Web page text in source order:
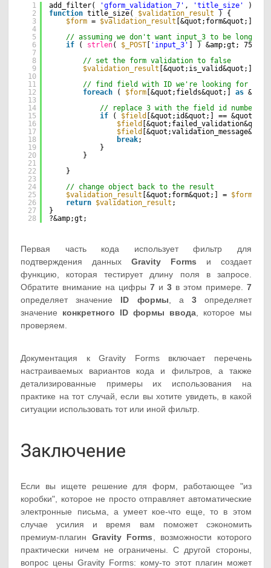
1
2
3
4
5
6
7
8
9
10
11
12
13
14
15
16
17
18
19
20
21
22
23
24
25
26
27
28
add_filter( 'gform_validation_7' , 'title_size'
);
function title_size( $validation_result
) {
$form = $validation_result [&quot;form&quot;];
// assuming we don't want input_3 to be longer
if
( strlen( $_POST [ 'input_3' ] ) &amp;gt; 75 ) {
// set the form validation to false
$validation_result [&quot;is_valid&quot;] =
// find field with ID we're looking for and
foreach
( $form [&quot;fields&quot;] as
// replace 3 with the field id number
if
( $field [&quot;id&quot;] ==
$field
$field
break;
}
}
}
// change object back to the result
$validation_result [&quot;form&quot;] = $form
return $validation_result ;
}
?&amp;gt;
Первая часть кода использует фильтр для
подтверждения данныхGravity Forms и создает
функцию, которая тестирует длину поля в запросе.
Обратите внимание на цифры7 и 3в этом примере. 7
определяет значение ID формы , а 3определяет
значение конкретного ID формы ввода, которое мы
проверяем.
Документация к Gravity Forms включает перечень
настраиваемых вариантов кода и фильтров, а также
детализированные примеры их использования на
практике на тот случай, если вы хотите увидеть, в какой
ситуации использовать тот или иной фильтр.
Заключение
Если вы ищете решение для форм, работающее "из
коробки", которое не просто отправляет автоматические
электронные письма, а умеет кое-что еще, то в этом
случае усилия и время вам поможет сэкономить
премиум-плагин Gravity Forms , возможности которого
практически ничем не ограничены. С другой стороны,
вопрос цены Gravity Forms: кому-то этот плагин может